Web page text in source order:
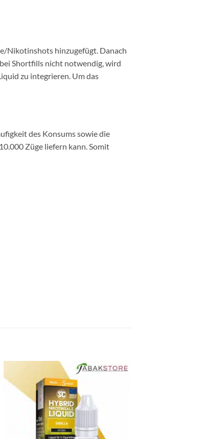
Nikotinshots hinzugefügt. Danach
Shortfills nicht notwendig, wird
zu integrieren. Um das
des Konsums sowie die
Züge liefern kann. Somit